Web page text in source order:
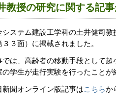
教授の研究に関する記
システム建設工学科の土井健司
３３面）に掲載されました。
では、高齢者の移動手段として
の学生が走行実験を行ったことが
新聞オンライン版記事はこちらか